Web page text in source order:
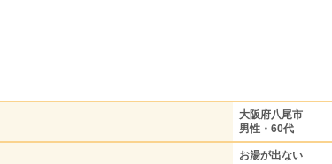
大阪府八尾市
男性・60代
お湯が出ない